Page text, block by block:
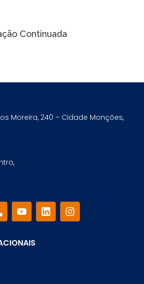
Continuada
Moreira, 240 – Cidade Monções,